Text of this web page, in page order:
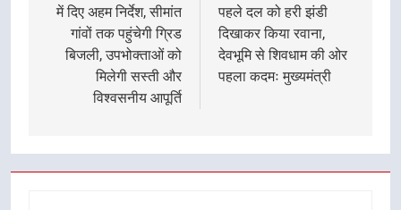
में दिए अहम निर्देश, सीमांत
गांवों तक पहुंचेगी ग्रिड
बिजली, उपभोक्ताओं को
मिलेगी सस्ती और
विश्वसनीय आपूर्ति
पहले दल को हरी झंडी
दिखाकर किया रवाना,
देवभूमि से शिवधाम की ओर
पहला कदमः मुख्यमंत्री